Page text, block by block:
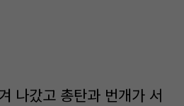
나갔고 총탄과 번개가 서